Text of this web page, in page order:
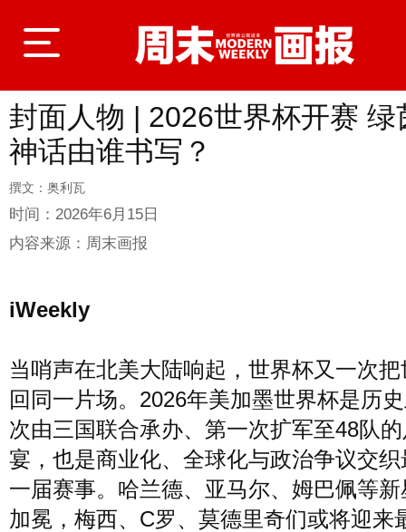
登录
首页
商业
风尚 美容 时尚 明星
生活 文化 美食 旅游
封面人物 | 2026世界杯开赛 绿
神话由谁书写？
撰文：奥利瓦
时间： 2026年6月15日
内容来源： 周末画报
iWeekly
当哨声在北美大陆响起，世界杯又一次
回同一片场。2026年美加墨世界杯是历
次由三国联合承办、第一次扩军至48队
宴，也是商业化、全球化与政治争议交
一届赛事。哈兰德、亚马尔、姆巴佩等
加冕，梅西、C罗、莫德里奇们或将迎来